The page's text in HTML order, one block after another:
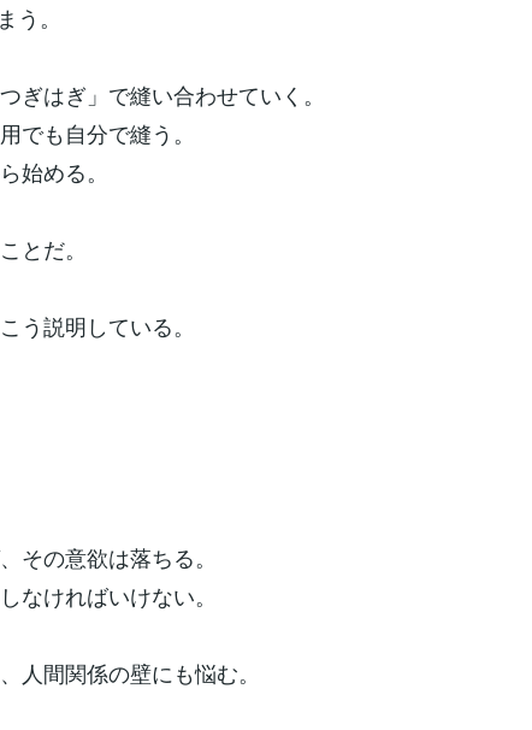
う。
ぎはぎ」で縫い合わせていく。
でも自分で縫う。
始める。
とだ。
う説明している。
その意欲は落ちる。
なければいけない。
人間関係の壁にも悩む。